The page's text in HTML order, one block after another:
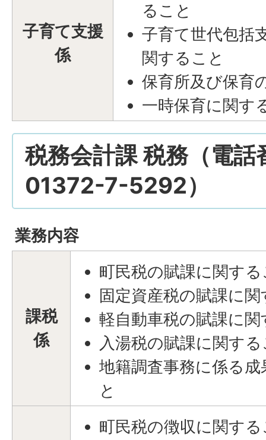
子育て支援
係
ること
子育て世代包括
関すること
保育所及び保育
一時保育に関す
税務会計課 税務（電話
01372-7-5292）
業務内容
課税
係
町民税の賦課に関す
固定資産税の賦課に
軽自動車税の賦課に
入湯税の賦課に関す
地籍調査事務に係る
と
町民税の徴収に関す